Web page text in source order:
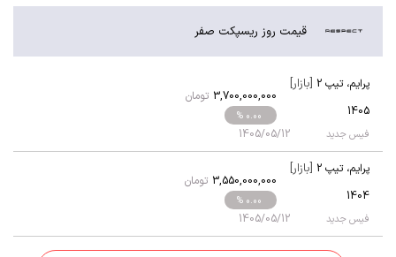
قیمت روز ریسپکت صفر
پرایم،تیپ 2 [بازار]
1405
فیس جدید 1405/05/12
% 0.00
تومان 3,700,000,000
پرایم،تیپ 2 [بازار]
1404
فیس جدید 1405/05/12
% 0.00
تومان 3,550,000,000